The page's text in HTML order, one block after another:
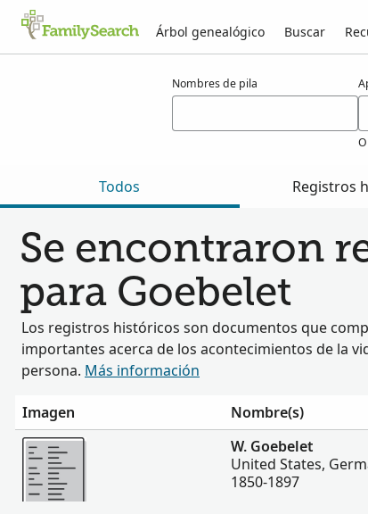
Árbol genealógico Buscar
Nombres de pila
Todos Registros
Se encontraron
para Goebelet
Los registros históricos son documentos que
importantes acerca de los acontecimientos de la
persona. Más información
Imagen Nombre(s)
Más
W. Goebelet
United States,
1850-1897